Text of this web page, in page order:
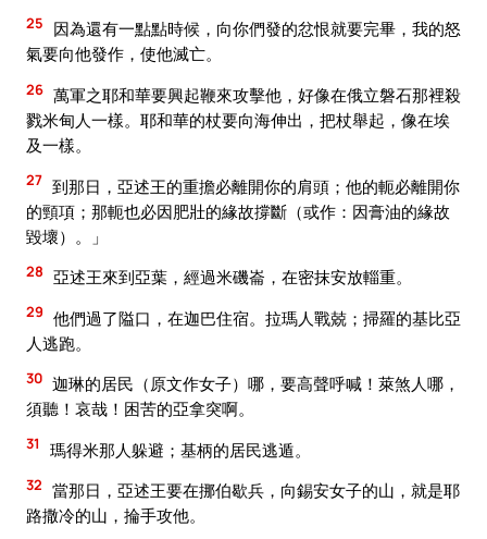
25
因為還有一點點時候，向你們發的忿恨就要完畢，我的怒
氣要向他發作，使他滅亡。
26 萬軍之耶和華要興起鞭來攻擊他，好像在俄立磐石那裡殺
戮米甸人一樣。耶和華的杖要向海伸出，把杖舉起，像在埃
及一樣。
27 到那日，亞述王的重擔必離開你的肩頭；他的軛必離開你
的頸項；那軛也必因肥壯的緣故撐斷（或作：因膏油的緣故
毀壞）。」
28 亞述王來到亞葉，經過米磯崙，在密抹安放輜重。
29 他們過了隘口，在迦巴住宿。拉瑪人戰兢；掃羅的基比亞
人逃跑。
30 迦琳的居民（原文作女子）哪，要高聲呼喊！萊煞人哪，
須聽！哀哉！困苦的亞拿突啊。
31 瑪得米那人躲避；基柄的居民逃遁。
32 當那日，亞述王要在挪伯歇兵，向錫安女子的山，就是耶
路撒冷的山，掄手攻他。